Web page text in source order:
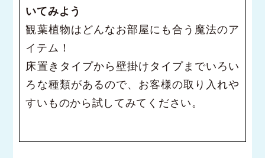
いてみよう
観葉植物はどんなお部屋にも合う魔法のア
イテム！
床置きタイプから壁掛けタイプまでいろい
ろな種類があるので、お客様の取り入れや
すいものから試してみてください。